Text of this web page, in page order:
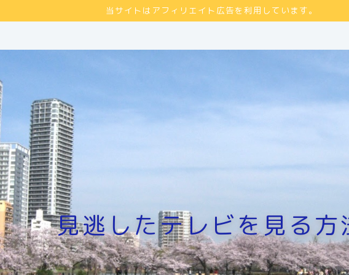
当サイトはアフィリエイト広告を利用しています。
見逃したテレビを見る方